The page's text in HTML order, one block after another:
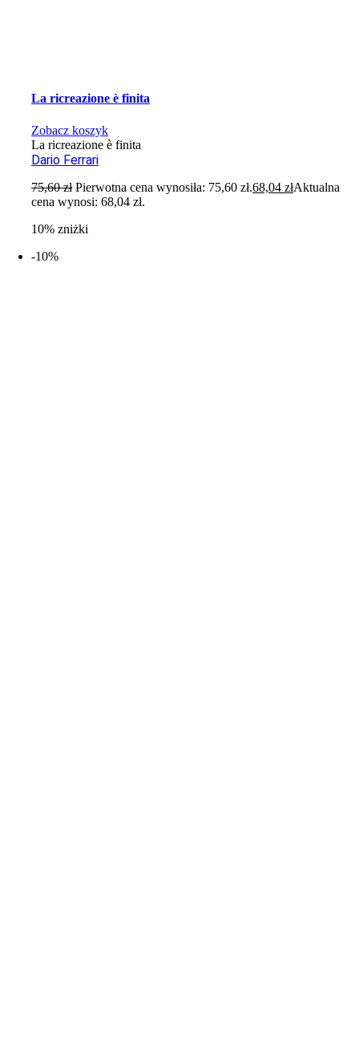
La ricreazione è finita
Zobacz koszyk
La ricreazione è finita
Dario Ferrari
75,60zł Pierwotna cena wynosiła: 75,60 zł.68,04złAktualna
cena wynosi: 68,04 zł.
10% zniżki
-10%